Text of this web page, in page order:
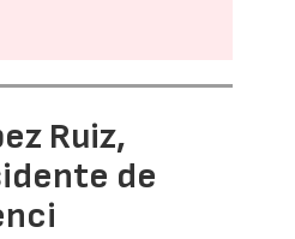
Ruiz,
de